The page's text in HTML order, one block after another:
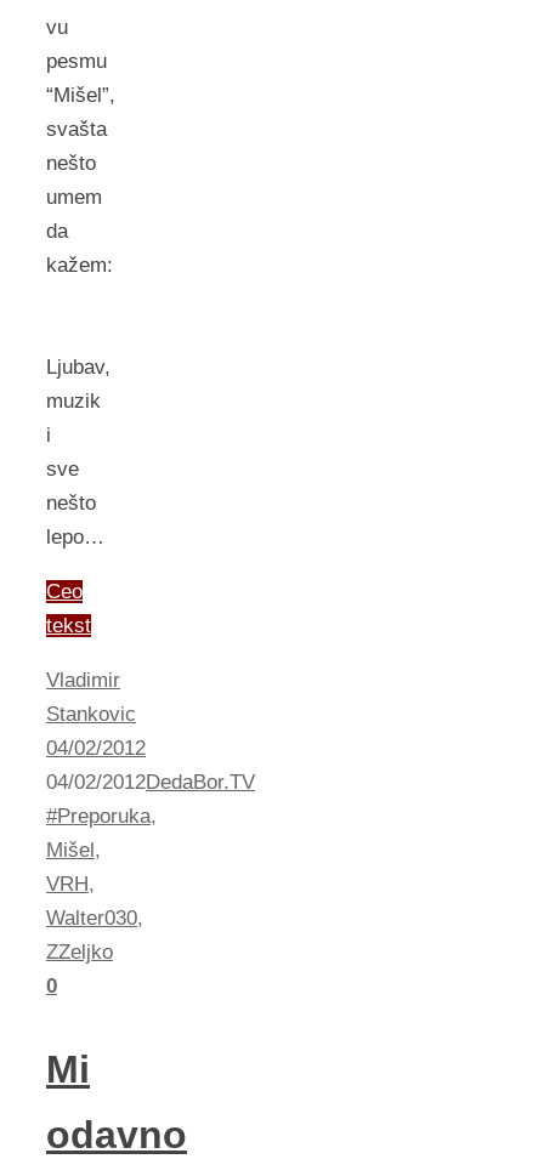
vu
pesmu
“Mišel”,
svašta
nešto
umem
da
kažem:
Ljubav,
muzik
i
sve
nešto
lepo…
Ceo
tekst
Vladimir
Stankovic
04/02/2012
04/02/2012DedaBor.TV
#Preporuka,
Mišel ,
VRH,
Walter030,
ZZeljko
0
Mi
odavno